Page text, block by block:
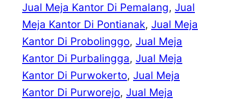
Jual Meja Kantor Di Pemalang, Jual
Meja Kantor Di Pontianak, Jual Meja
Kantor Di Probolinggo, Jual Meja
Kantor Di Purbalingga, Jual Meja
Kantor Di Purwokerto, Jual Meja
Kantor Di Purworejo, Jual Meja